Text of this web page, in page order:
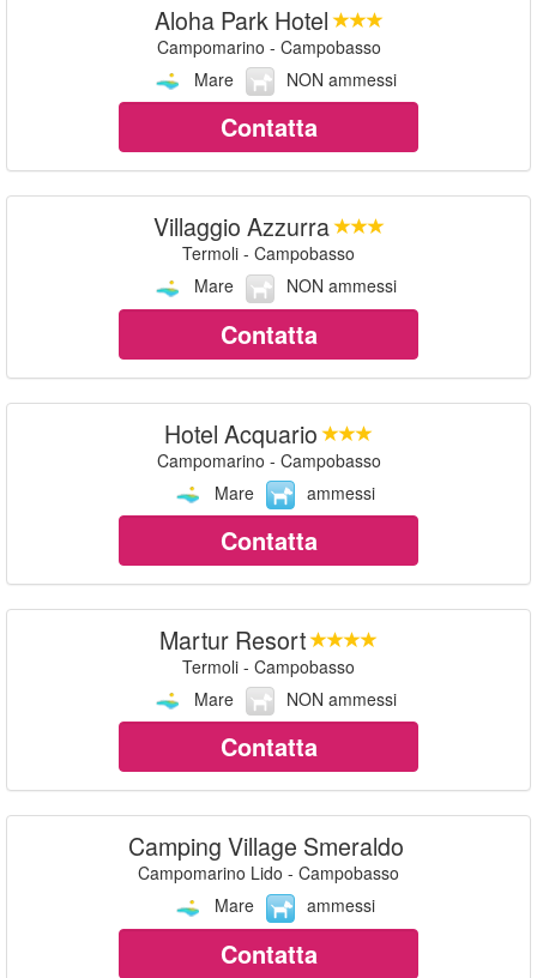
Aloha Park Hotel
Campomarino - Campobasso
Mare
NON ammessi
Contatta
Villaggio Azzurra
Termoli - Campobasso
Mare
NON ammessi
Contatta
Hotel Acquario
Campomarino - Campobasso
Mare
ammessi
Contatta
Martur Resort
Termoli - Campobasso
Mare
NON ammessi
Contatta
Camping Village Smeraldo
Campomarino Lido - Campobasso
Mare
ammessi
Contatta